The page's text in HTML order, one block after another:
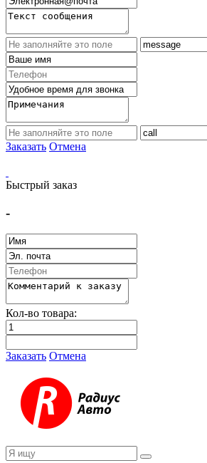
Заказать Отмена
Быстрый заказ
-
Кол-во товара:
Заказать Отмена